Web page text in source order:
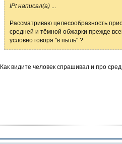
IPt написал(а)
Рассматриваю целесообразность
средней и тёмной обжарки прежде
условно говоря "в пыль" ?
Как видите человек спрашивал и про